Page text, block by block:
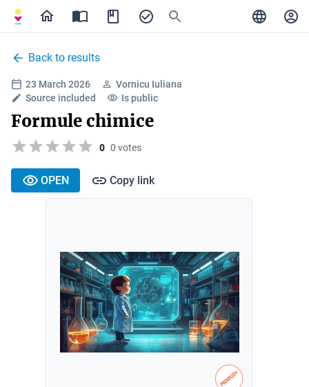
Back to results
23 March 2026
Vornicu Iuliana
Source included
Is public
Formule chimice
0 0 votes
OPEN Copy link